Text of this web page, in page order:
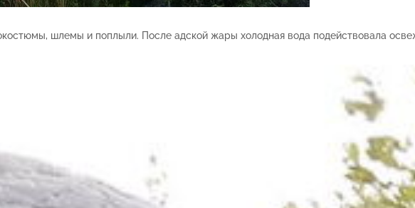
шлемы и поплыли. После адской жары холодная вода подействовала